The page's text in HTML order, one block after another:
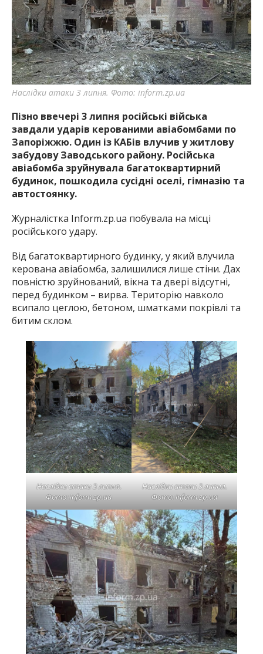
найважливішу інформацію про події
міста Запоріжжя та області.
Наслідки атаки 3 липня. Фото: inform.zp.ua
Пізно ввечері 3 липня російські війська
завдали ударів керованими авіабомбами по
Запоріжжю. Один із КАБів влучив у житлову
забудову Заводського району. Російська
авіабомба зруйнувала багатоквартирний
будинок, пошкодила сусідні оселі, гімназію та
автостоянку.
Журналістка Inform.zp.ua побувала на місці
російського удару.
Від багатоквартирного будинку, у який влучила
керована авіабомба, залишилися лише стіни. Дах
повністю зруйнований, вікна та двері відсутні,
перед будинком – вирва. Територію навколо
всипало цеглою, бетоном, шматками покрівлі та
битим склом.
Наслідки атаки 3 липня.
Фото: inform.zp.ua
Наслідки атаки 3 липня.
Фото: inform.zp.ua